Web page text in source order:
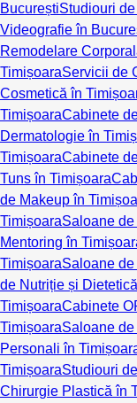
BucureștiStudiouri
Videografie în
Remodelare
TimișoaraServicii de
Cosmetică în
TimișoaraCabinete
Dermatologie în
TimișoaraCabinete
Tuns în Timișoara
de Makeup în
TimișoaraSaloane
Mentoring în
TimișoaraSaloane
de Nutriție și
TimișoaraCabinete
TimișoaraSaloane
Personali în
TimișoaraStudiouri
Chirurgie Plastică în